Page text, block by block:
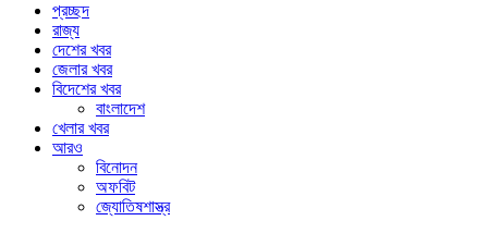
প্রচ্ছদ
রাজ্য
দেশের খবর
জেলার খবর
বিদেশের খবর
বাংলাদেশ
খেলার খবর
আরও
বিনোদন
অফবিট
জ্যোতিষশাস্ত্র